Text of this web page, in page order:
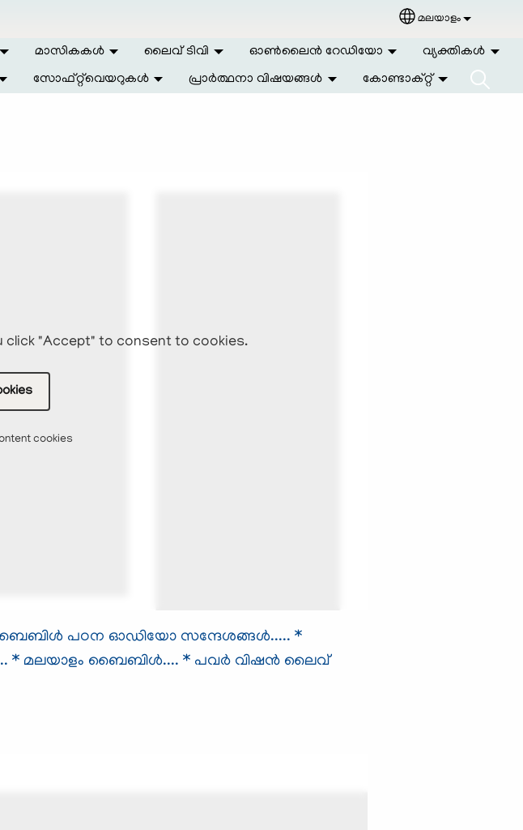
Select your
മലയാളം
മാസികകള്‍ ലൈവ് ടിവി ഓണ്‍ലൈന്‍ റേഡിയോ
വ്യക്തികള്‍
സോഫ്റ്റ്‌വെയറുകള്‍ പ്രാര്‍ത്ഥനാ വിഷയങ്ങള്‍ കോണ്ടാക്റ്റ്
click "Accept" to consent to cookies.
cookies
പഠന ഓഡിയോ സന്ദേശങ്ങള്‍..... *
* മലയാളം ബൈബിള്‍.... * പവര്‍ വിഷന്‍ ലൈവ്